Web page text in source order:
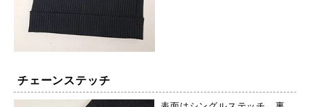
チェーンステッチ